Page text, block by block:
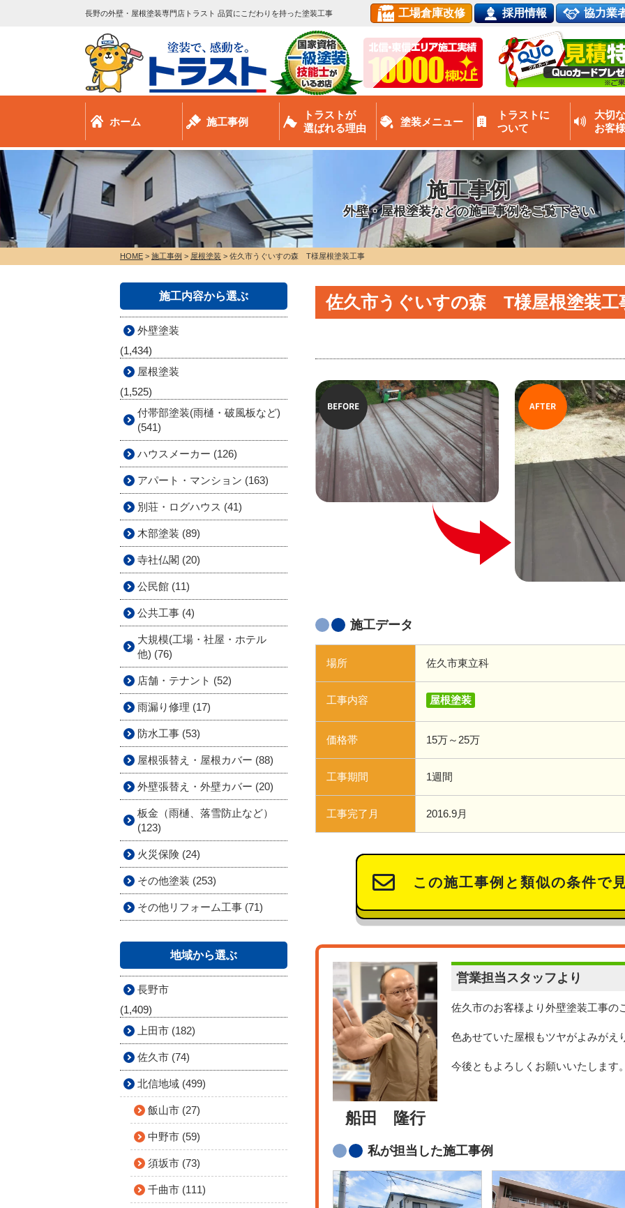
長野の外壁・屋根塗装専門店トラスト 品質にこだわりを持った塗装工事 工場倉庫改修 採用情報 協力業
ホーム 施工事例
トラストが
選ばれる理由
塗装メニュー
トラストに
ついて
大切な
お客
施工事例
外壁・屋根塗装などの施工事例をご覧下さい
HOME > 施工事例 > 屋根塗装 > 佐久市うぐいすの森 T様屋根塗装工事
佐久市うぐいすの森 T様屋根塗装工
AFTER
BEFORE
施工データ
場所 佐久市東立科
工事内容 屋根塗装
価格帯 15万～25万
工事期間 1週間
工事完了月 2016.9月
この施工事例と類似の条件で
船田 隆行
営業担当スタッフより
佐久市のお客様より外壁塗装工事の
色あせていた屋根もツヤがよみがえ
今後ともよろしくお願いいたします
私が担当した施工事例
施工内容から選ぶ
外壁塗装
(1,434)
屋根塗装
(1,525)
付帯部塗装(雨樋・破風板など)
(541)
ハウスメーカー (126)
アパート・マンション (163)
別荘・ログハウス (41)
木部塗装 (89)
寺社仏閣 (20)
公民館 (11)
公共工事 (4)
大規模(工場・社屋・ホテル
他) (76)
店舗・テナント (52)
雨漏り修理 (17)
防水工事 (53)
屋根張替え・屋根カバー (88)
外壁張替え・外壁カバー (20)
板金（雨樋、落雪防止など）
(123)
火災保険 (24)
その他塗装 (253)
その他リフォーム工事 (71)
地域から選ぶ
長野市
(1,409)
上田市 (182)
佐久市 (74)
北信地域 (499)
飯山市 (27)
中野市 (59)
須坂市 (73)
千曲市 (111)